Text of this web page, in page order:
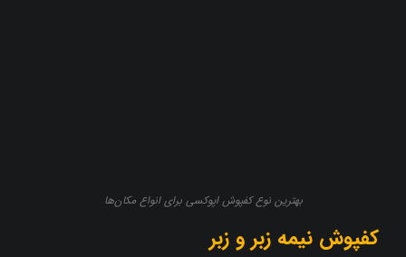
بهترین نوع کفپوش اپوکسی برای انواع مکان‌ها
کفپوش نیمه زبر و زبر